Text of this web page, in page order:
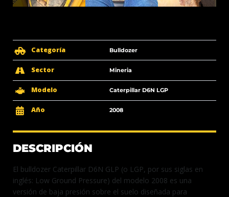
Categoría Bulldozer
Sector Mineria
Modelo Caterpillar D6N LGP
Año 2008
DESCRIPCIÓN
El bulldozer Caterpillar D6N GLP (o LGP, por sus siglas en
inglés: Low Ground Pressure) del modelo 2008 es una
versión de baja presión sobre el suelo diseñada para